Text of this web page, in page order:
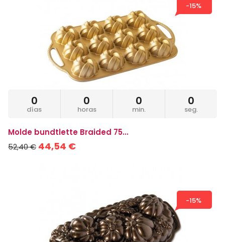
-15%
0
días
0
horas
0
min.
0
seg.
Molde bundtlette Braided 75...
52,40 € 44,54 €
-15%